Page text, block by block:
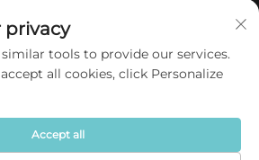
Qianyue Seramik Sanayi
saklıdır.
Gizlilik politikası
privacy
tools to provide our services.
all cookies, click Personalize
Accept all